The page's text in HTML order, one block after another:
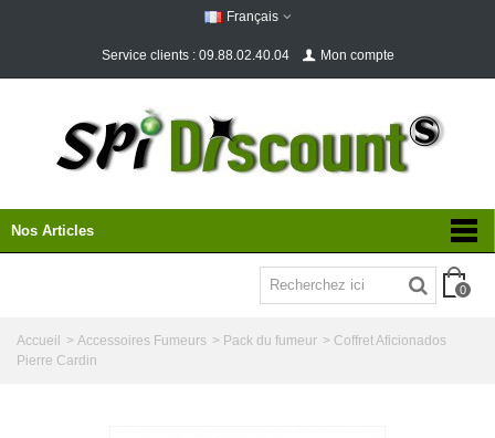
Français
Service clients : 09.88.02.40.04 Mon compte
Nos Articles
0
Accueil > Accessoires Fumeurs > Pack du fumeur > Coffret Aficionados
Pierre Cardin